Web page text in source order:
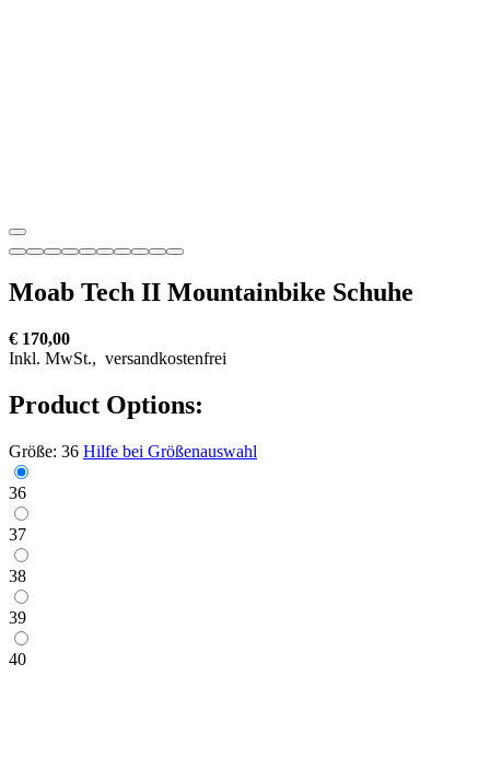
Moab Tech II Mountainbike Schuhe
€ 170,00
Inkl. MwSt., versandkostenfrei
Product Options:
Größe: 36 Hilfe bei Größenauswahl
36
37
38
39
40